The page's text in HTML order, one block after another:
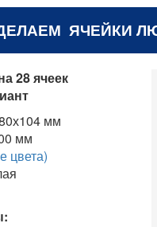
ЯЧЕЙКИ
28 ячеек
мм
мм
цвета)